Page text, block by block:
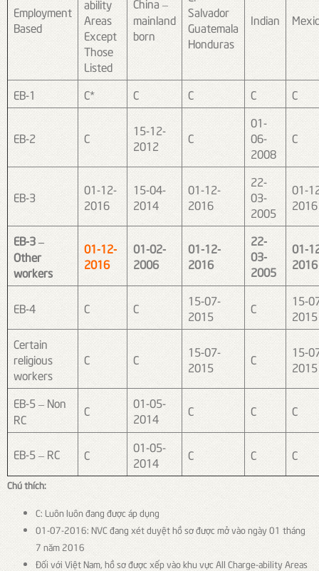
Employment
Based
ability
Areas
Except
Those
Listed
mainland
born
Salvador
Guatemala
Honduras
Indian
EB-1 C* C C C C
EB-2 C
15-12-
2012
C
01-
06-
2008
C
EB-3
01-12-
2016
15-04-
2014
01-12-
2016
22-
03-
2005
01-
2016
EB-3 –
Other
workers
01-12-
2016
01-02-
2006
01-12-
2016
22-
03-
2005
01-
2016
EB-4 C C
15-07-
2015
C
15-
2015
Certain
religious
workers
C C
15-07-
2015
C
15-
2015
EB-5 – Non
RC
C
01-05-
2014
C C C
EB-5 – RC C
01-05-
2014
C C C
Chú thích:
C: Luôn luôn đang được áp dụng
01-07-2016: NVC đang xét duyệt hồ sơ được mở vào ngày 01 tháng
7 năm 2016
Đối với Việt Nam, hồ sơ được xếp vào khu vực All Charge-ability Areas